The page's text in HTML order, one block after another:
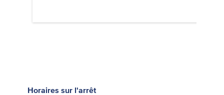
Horaires sur l'arrêt